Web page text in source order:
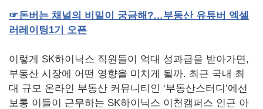
☞돈버는 채널의 비밀이 궁금해 ?…부동산 유튜버 엑셀
러레이팅1기 오픈
이렇게 SK하이닉스 직원들이 억대 성과급을 받아가면,
부동산 시장에 어떤 영향을 미치게 될까. 최근 국내 최
대 규모 온라인 부동산 커뮤니티인 ‘부동산스터디’에선
보통 이들이 근무하는 SK하이닉스 이천캠퍼스 인근 아